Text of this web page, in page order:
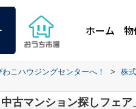
ホーム 物
こハウジングセンターへ！ > 株
古マンション探しフェア